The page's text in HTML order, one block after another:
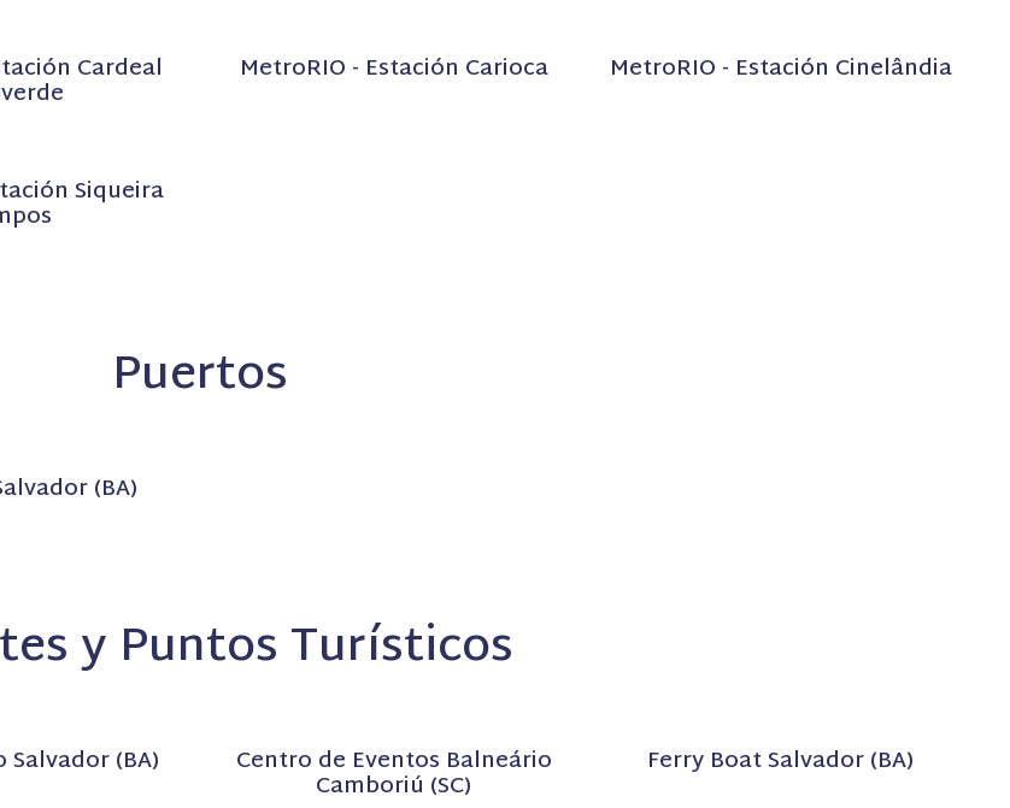
Cardeal MetroRIO - Estación Carioca MetroRIO - Estación Cinelândia
Siqueira
Puertos
(BA)
y Puntos Turísticos
Salvador (BA) Centro de Eventos Balneário
Camboriú (SC)
Ferry Boat Salvador (BA)